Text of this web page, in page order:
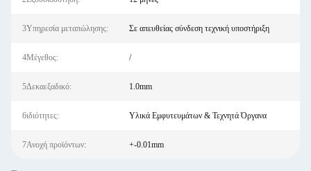
3Υπηρεσία μεταπώλησης: Σε απευθείας σύνδεση τεχνική υποστήριξη
4Μέγεθος: /
5Δεκαεξαδικό: 1.0mm
6ιδιότητες: Υλικά Εμφυτευμάτων & Τεχνητά Όργανα
7Ανοχή προϊόντων: +-0.01mm